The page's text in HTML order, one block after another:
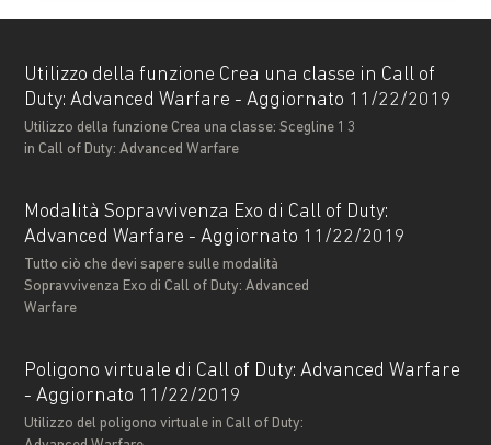
Utilizzo della funzione Crea una classe in Call of
Duty: Advanced Warfare - Aggiornato 11/22/2019
Utilizzo della funzione Crea una classe: Scegline 13
in Call of Duty: Advanced Warfare
Modalità Sopravvivenza Exo di Call of Duty:
Advanced Warfare - Aggiornato 11/22/2019
Tutto ciò che devi sapere sulle modalità
Sopravvivenza Exo di Call of Duty: Advanced
Warfare
Poligono virtuale di Call of Duty: Advanced Warfare
- Aggiornato 11/22/2019
Utilizzo del poligono virtuale in Call of Duty: